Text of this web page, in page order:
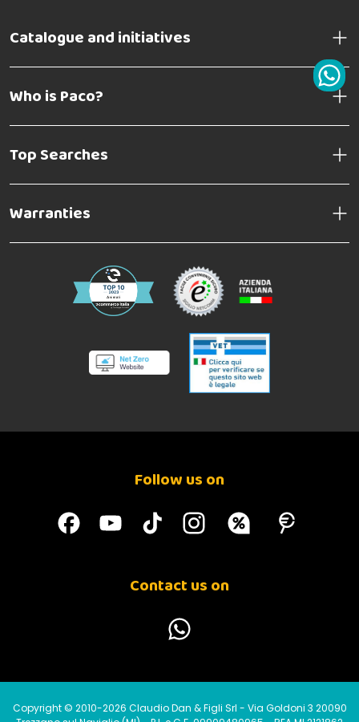
Catalogue and initiatives
Who is Paco?
Top Searches
Warranties
Follow us on
Contact us on
Copyright © 2010-2026 Claudio Dan & Figli Srl - Via Goldoni 3 20090